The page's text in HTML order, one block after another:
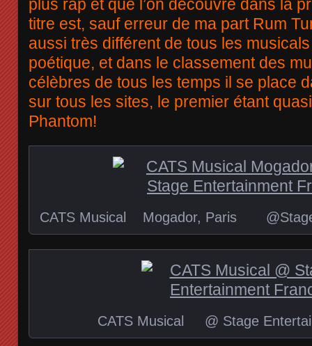
plus rap et que l’on découvre dans la
titre est, sauf erreur de ma part Rum
aussi très différent de tous les
poétique, et dans le classement des
célèbres de tous les temps il se place
sur tous les sites, le premier étant
Phantom!
CATS Musical Mogador, Paris @Stage
CATS Musical @ Stage